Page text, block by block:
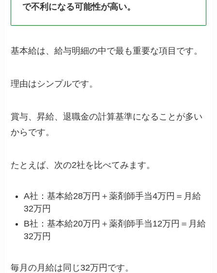
で不利になる可能性が高い。
基本給は、給与明細の中で最も重要な項目です。
理由はシンプルです。
賞与、昇給、退職金の計算基準になることが多い
からです。
たとえば、次の2社を比べてみます。
A社：基本給28万円＋薬剤師手当4万円＝月給
32万円
B社：基本給20万円＋薬剤師手当12万円＝月給
32万円
毎月の月給は同じ32万円です。